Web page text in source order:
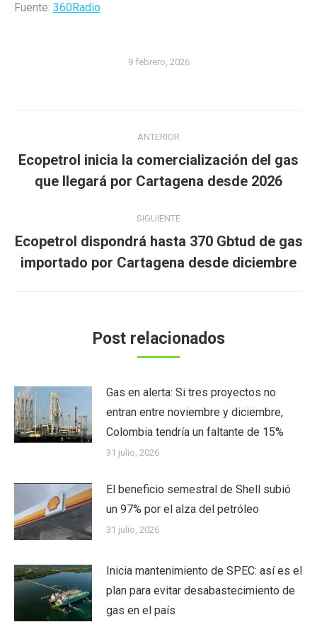
Fuente: 360Radio
9 febrero, 2026
entre
publicaciones
ANTERIOR
Publicación
anterior:
Ecopetrol inicia la comercialización del gas
que llegará por Cartagena desde 2026
SIGUIENTE
Publicación
siguiente:
Ecopetrol dispondrá hasta 370 Gbtud de gas
importado por Cartagena desde diciembre
Post relacionados
Gas en alerta: Si tres proyectos no
entran entre noviembre y diciembre,
Colombia tendría un faltante de 15%
31 julio, 2026
El beneficio semestral de Shell subió
un 97% por el alza del petróleo
31 julio, 2026
Inicia mantenimiento de SPEC: así es el
plan para evitar desabastecimiento de
gas en el país